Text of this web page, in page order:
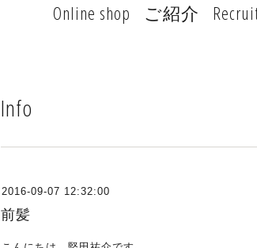
Online shop
ご紹介
Info
2016-09-07 12:32:00
前髪